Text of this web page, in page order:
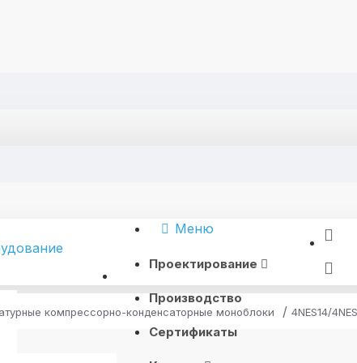
Меню
Проектирование
Производство
Сертификаты
компрессорно-конденсаторные моноблоки 4NES14/